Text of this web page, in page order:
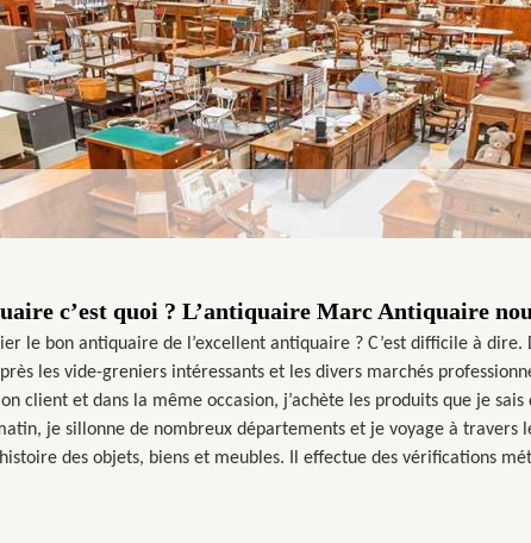
c’est quoi ? L’antiquaire Marc Antiquaire
le bon antiquaire de l’excellent antiquaire ? C’est difficile à dire.
les vide-greniers intéressants et les divers marchés
client et dans la même occasion, j’achète les produits que je
je sillonne de nombreux départements et je voyage à travers
des objets, biens et meubles. Il effectue des vérifications